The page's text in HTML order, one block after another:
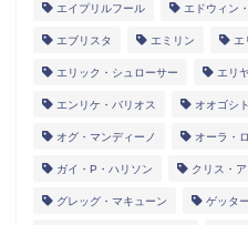
エイプリルフール エドウィン
エブリスタ エミリン エ
エリック・シュローサー エリ
エンリケ・バリオス オオゴシ
オグ・マンディーノ オーラ・
ガイ・P・ハリソン クリス・
グレッグ・マキューン ゲッタ